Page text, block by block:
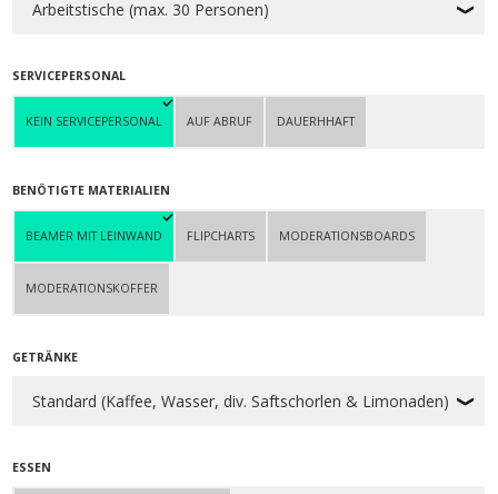
BENÖTIGTE MATERIALIEN
BEAMER MIT LEINWAND FLIPCHARTS MODERATIONSBOARDS
MODERATIONSKOFFER
GETRÄNKE
ESSEN
SERVICEPERSONAL
KEIN SERVICEPERSONAL AUF ABRUF DAUERHHAFT